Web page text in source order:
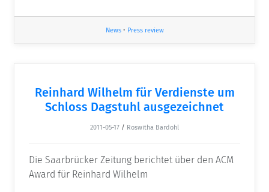
News• Press review
Reinhard Wilhelm für Verdienste um
Schloss Dagstuhl ausgezeichnet
2011-05-17 / Roswitha Bardohl
Die Saarbrücker Zeitung berichtet über den ACM
Award für Reinhard Wilhelm